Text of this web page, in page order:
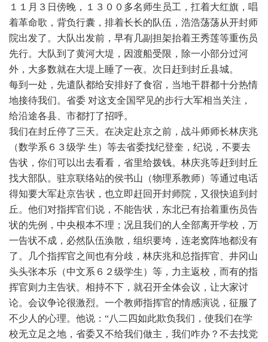
１１月３日傍晚，１３００多名师生员工，扛着大红旗，唱
着革命歌，背负行囊，排着长长的队伍，浩浩荡荡从开封师
院出发了。大队出发前，早有几副担架抬着王秀莲等重伤员
先行。大队到了黄河大堤，因渡船受限，除一小部分过河
外，大多数就在大堤上睡了一夜。次日赶到封丘县城。
每到一处，先遣队都给安排好了食宿，当地干群都十分热情
地接待我们。省委 对这支全国罕见的步行大军相当关注，
给沿途各县、市都打了招呼。
我们在封丘停了三天。在决定赴京之前，战斗师师长林庆兆
（数学系６３级学 生）等去省委找纪登奎，纪说，不要去
告状，你们可以出去看看，省里给拨钱。林庆兆等赶到封丘
找大部队。驻京联络站的侯书山（物理系教师）等通过电话
得知要大军赴京告状，也立即赶回开封师院，又很快追到封
丘。他们对指挥官们说，不能告状，东北已有抬着重伤员告
状的先例，中央根本不理；况且我们的人全部离开学校，万
一告状不成，必然队伍涣散，组织要垮，连老窝阵地都没有
了。几个指挥官之间也有分歧，林庆兆和总指挥官、井冈山
头头张本乐（中文系６２级学生）等，力主返校，而有的指
挥官则力主告状。相持不下，就召开全体会议，让大家讨
论。会议争论很激烈。一个教师指挥官的情感演说，征服了
不少人的心理。他说：“八二四如此欺负我们，使我们在学
校无立足之地，省委又不给我们做主，我们咋办？不去找党